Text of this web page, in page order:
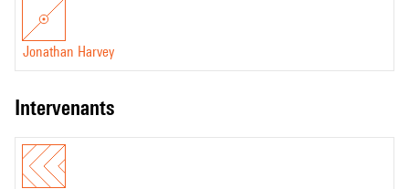
Jonathan Harvey
intervenants